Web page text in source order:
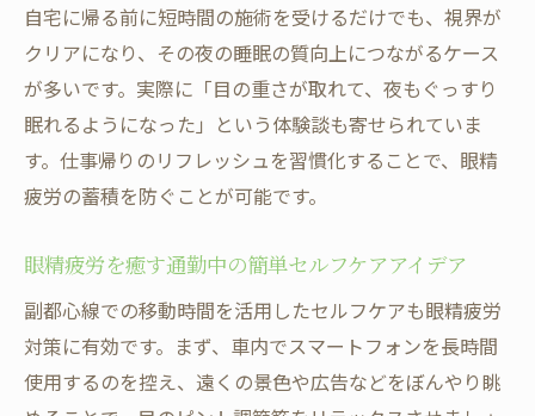
メンタルや運動不足と眼精疲労の深い関係
メンタルストレスと眼精疲労の関係性を解
明
運動不足が眼精疲労を悪化させる原因と対
処法
ルケア
軽い運動で眼精疲労を予防する日常習慣
心の疲れと眼精疲労が連動する理由を知ろ
う
自宅に帰る前に短時間の施術を受けるだけでも、視界が
クリアになり、その夜の睡眠の質向上につながるケース
が多いです。実際に「目の重さが取れて、夜もぐっすり
眠れるようになった」という体験談も寄せられていま
す。仕事帰りのリフレッシュを習慣化することで、眼精
疲労の蓄積を防ぐことが可能です。
眼精疲労を癒す通勤中の簡単セルフケアアイデア
副都心線での移動時間を活用したセルフケアも眼精疲労
対策に有効です。まず、車内でスマートフォンを長時間
使用するのを控え、遠くの景色や広告などをぼんやり眺